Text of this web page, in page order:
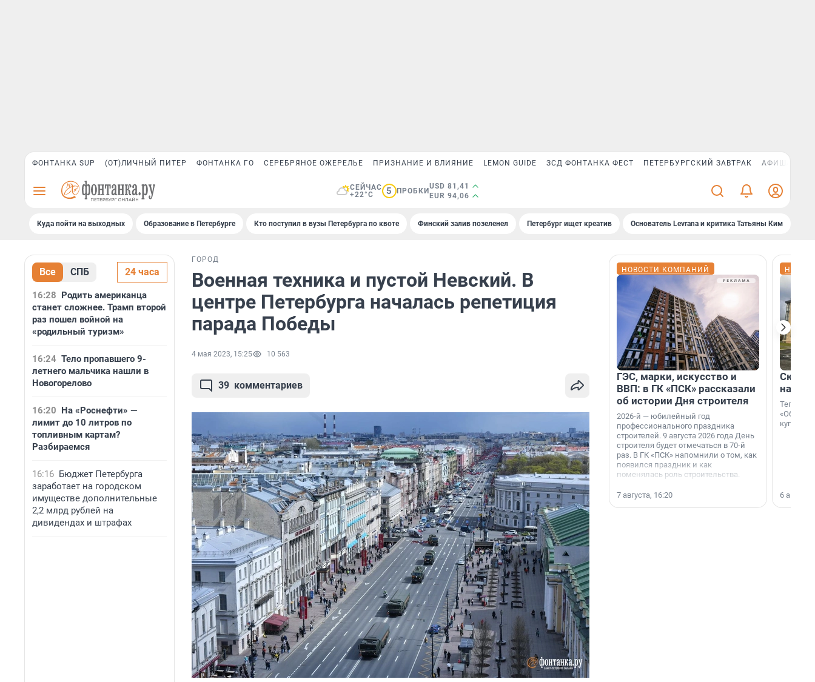
ФОНТАНКА SUP (ОТ)ЛИЧНЫЙ ПИТЕР ФОНТАНКА ГО СЕРЕБРЯНОЕ ОЖЕРЕЛЬЕ ПРИЗНАНИЕ И ВЛИЯНИЕ LEMON GUIDE ЗСД ФОНТАНКА ФЕСТ ПЕТЕРБУРГСКИЙ ЗАВТРАК АФИША PLUS
СЕЙЧАС
+22°C
5 ПРОБКИ
USD 81,41
EUR 94,06
Куда пойти на выходных Образование в Петербурге Кто поступил в вузы Петербурга по квоте Финский залив позеленел Петербург ищет креатив Основатель Levrana и критика Татьяны Ким
Все СПБ 24 часа
16:28 Родить американца
станет сложнее. Трамп второй
раз пошел войной на
«родильный туризм»
16:24 Тело пропавшего 9-
летнего мальчика нашли в
Новогорелово
16:20 На «Роснефти» —
лимит до 10 литров по
топливным картам?
Разбираемся
16:16 Бюджет Петербурга
заработает на городском
имуществе дополнительные
2,2 млрд рублей на
дивидендах и штрафах
ГОРОД
Военная техника и пустой Невский. В
центре Петербурга началась репетиция
парада Победы
4 мая 2023, 15:25 10 563
39 комментариев
НОВОСТИ КОМПАНИЙ
ГЭС, марки, искусство и
ВВП: в ГК «ПСК» рассказали
об истории Дня строителя
2026-й — юбилейный год
профессионального праздника
строителей. 9 августа 2026 года День
строителя будет отмечаться в 70-й
раз. В ГК «ПСК» напомнили о том, как
появился праздник и как
поменялась роль строительства.
7 августа, 16:20
на
Теперь
купить
6